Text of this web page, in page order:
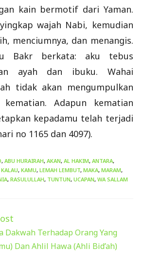
kain bermotif dari Yaman.
wajah Nabi, kemudian
menciumnya, dan menangis.
Bakr berkata: aku tebus
ayah dan ibuku. Wahai
tidak akan mengumpulkan
Adapun kematian
kepadamu telah terjadi
no 1165 dan 4097).
, ABU HURAIRAH, AKAN, AL HAKIM, ANTARA,
KALAU, KAMU, LEMAH LEMBUT, MAKA, MARAM,
, RASULULLAH, TUNTUN, UCAPAN, WA SALLAM
Dakwah Terhadap Orang Yang
Dan Ahlil Hawa (Ahli Bid’ah)